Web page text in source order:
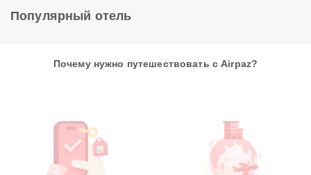
Популярный отель
Почему нужно путешествовать с Airpaz?